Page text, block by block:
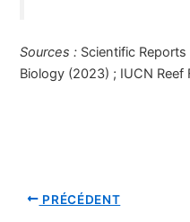
Sources : Scientific
Biology (2023) ; IUCN Reef
PRÉCÉDENT